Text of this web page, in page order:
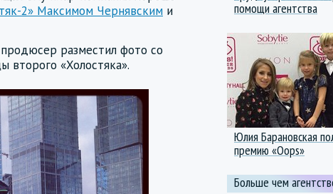
2» Максимом Чернявским и
разместил фото со
второго «Холостяка».
помощи агентства
Юлия Барановская
премию «Oops»
Больше чем